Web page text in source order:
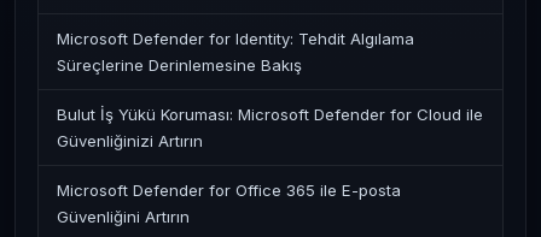
Microsoft Defender for Identity: Tehdit Algılama
Süreçlerine Derinlemesine Bakış
Bulut İş Yükü Koruması: Microsoft Defender for Cloud ile
Güvenliğinizi Artırın
Microsoft Defender for Office 365 ile E-posta
Güvenliğini Artırın